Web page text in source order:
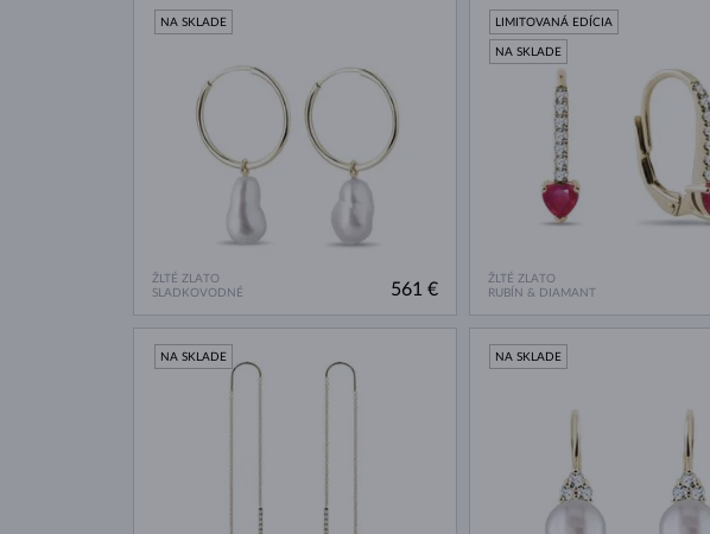
ŽLTÉ ZLATO
SLADKOVODNÉ
NA SKLADE
561 €
ŽLTÉ ZLATO
RUBÍN & DIAMANT
LIMITOVANÁ EDÍCIA
NA SKLADE
NA SKLADE NA SKLADE